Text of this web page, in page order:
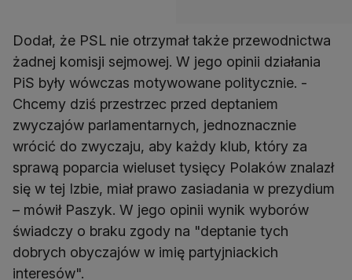
Dodał, że PSL nie otrzymał także przewodnictwa
żadnej komisji sejmowej. W jego opinii działania
PiS były wówczas motywowane politycznie. -
Chcemy dziś przestrzec przed deptaniem
zwyczajów parlamentarnych, jednoznacznie
wrócić do zwyczaju, aby każdy klub, który za
sprawą poparcia wieluset tysięcy Polaków znalazł
się w tej Izbie, miał prawo zasiadania w prezydium
– mówił Paszyk. W jego opinii wynik wyborów
świadczy o braku zgody na "deptanie tych
dobrych obyczajów w imię partyjniackich
interesów".